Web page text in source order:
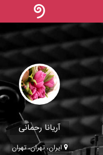
آریانا رحمانی
ایران، تهران، تهران